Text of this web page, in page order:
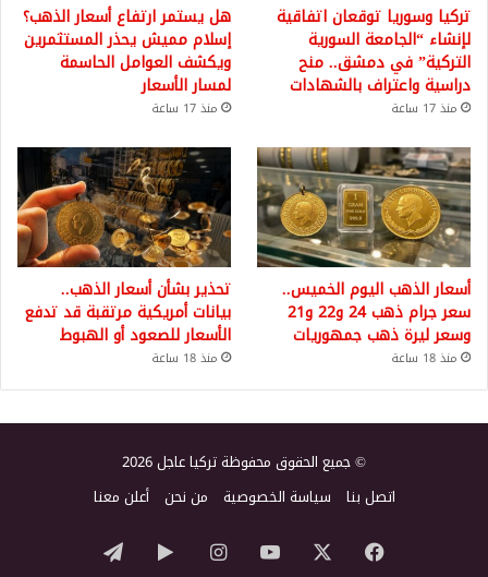
تركيا وسوريا توقعان اتفاقية
لإنشاء “الجامعة السورية
التركية” في دمشق.. منح
دراسية واعتراف بالشهادات
منذ 17 ساعة
هل يستمر ارتفاع أسعار الذهب؟
إسلام مميش يحذر المستثمرين
ويكشف العوامل الحاسمة
لمسار الأسعار
منذ 17 ساعة
أسعار الذهب اليوم الخميس..
سعر جرام ذهب 24 و22 و21
وسعر ليرة ذهب جمهوريات
منذ 18 ساعة
تحذير بشأن أسعار الذهب..
بيانات أمريكية مرتقبة قد تدفع
الأسعار للصعود أو الهبوط
منذ 18 ساعة
© جميع الحقوق محفوظة تركيا عاجل 2026
اتصل بنا سياسة الخصوصية من نحن أعلن معنا
فيسبوك ‫YouTubeانستقرام‏Googleتيلقرام